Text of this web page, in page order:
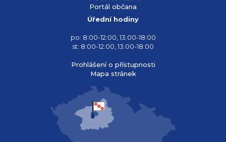
Portál občana
Úřední hodiny
po: 8:00-12:00, 13:00-18:00
st: 8:00-12:00, 13:00-18:00
Prohlášení o přístupnosti
Mapa stránek